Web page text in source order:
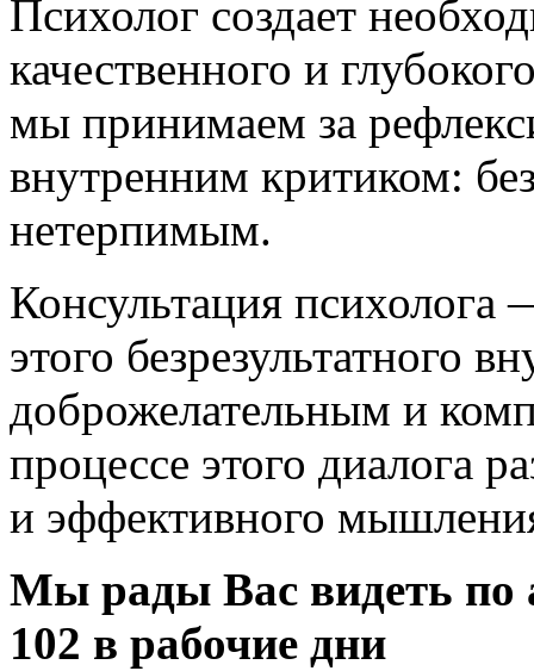
Психолог создает
качественного и
мы принимаем за
внутренним критиком:
нетерпимым.
Консультация психолога
этого безрезультатного
доброжелательным и
процессе этого диалога
и эффективного
Мы рады Вас видеть по
102 в рабочие дни